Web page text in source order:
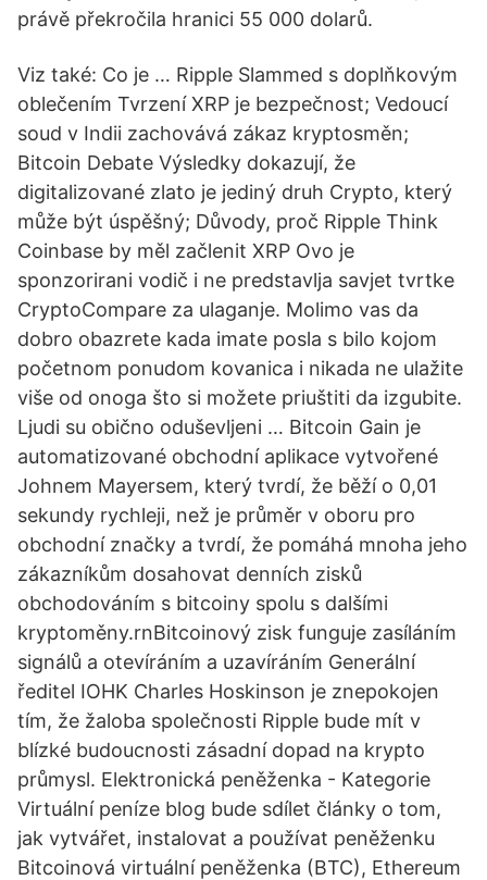
právě překročila hranici 55 000 dolarů.
Viz také: Co je … Ripple Slammed s doplňkovým
oblečením Tvrzení XRP je bezpečnost; Vedoucí
soud v Indii zachovává zákaz kryptosměn;
Bitcoin Debate Výsledky dokazují, že
digitalizované zlato je jediný druh Crypto, který
může být úspěšný; Důvody, proč Ripple Think
Coinbase by měl začlenit XRP Ovo je
sponzorirani vodič i ne predstavlja savjet tvrtke
CryptoCompare za ulaganje. Molimo vas da
dobro obazrete kada imate posla s bilo kojom
početnom ponudom kovanica i nikada ne ulažite
više od onoga što si možete priuštiti da izgubite.
Ljudi su obično oduševljeni … Bitcoin Gain je
automatizované obchodní aplikace vytvořené
Johnem Mayersem, který tvrdí, že běží o 0,01
sekundy rychleji, než je průměr v oboru pro
obchodní značky a tvrdí, že pomáhá mnoha jeho
zákazníkům dosahovat denních zisků
obchodováním s bitcoiny spolu s dalšími
kryptoměny.rnBitcoinový zisk funguje zasíláním
signálů a otevíráním a uzavíráním Generální
ředitel IOHK Charles Hoskinson je znepokojen
tím, že žaloba společnosti Ripple bude mít v
blízké budoucnosti zásadní dopad na krypto
průmysl. Elektronická peněženka - Kategorie
Virtuální peníze blog bude sdílet články o tom,
jak vytvářet, instalovat a používat peněženku
Bitcoinová virtuální peněženka (BTC), Ethereum